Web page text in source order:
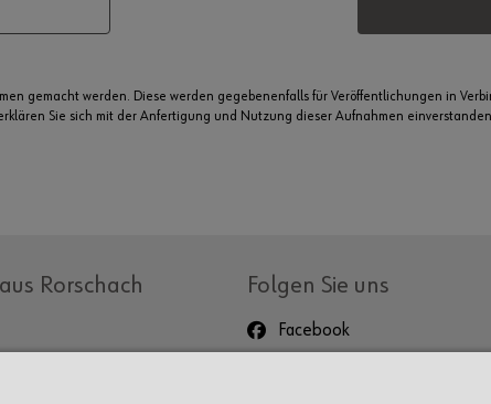
gemacht werden. Diese werden gegebenenfalls für Veröffentlichungen in
Sie sich mit der Anfertigung und Nutzung dieser Aufnahmen
Rorschach Folgen Sie uns
Facebook